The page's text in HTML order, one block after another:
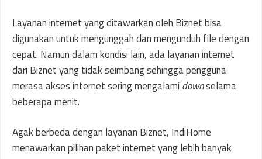
Layanan internet yang ditawarkan oleh Biznet bisa
digunakan untuk mengunggah dan mengunduh file dengan
cepat. Namun dalam kondisi lain, ada layanan internet
dari Biznet yang tidak seimbang sehingga pengguna
merasa akses internet sering mengalami downselama
beberapa menit.
Agak berbeda dengan layanan Biznet, IndiHome
menawarkan pilihan paket internet yang lebih banyak